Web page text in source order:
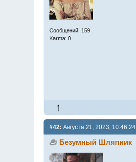
Сообщений: 159
Karma: 0
#42: Августа 21, 2023, 10:46:24
Безумный Шляпник